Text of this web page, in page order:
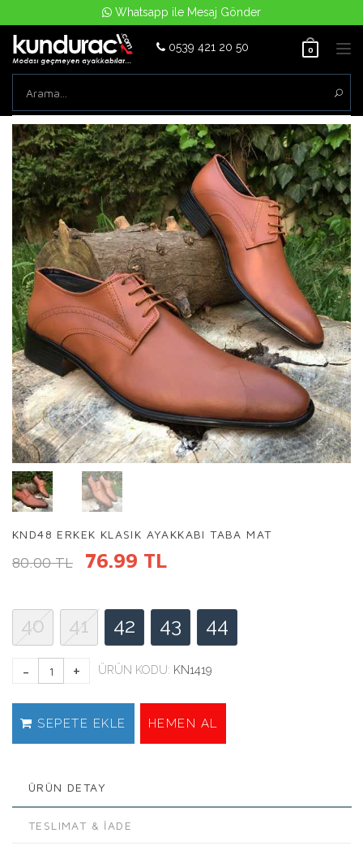
Whatsapp ile Mesaj Gönder
0539 421 20 50 0
KND48 ERKEK KLASIK AYAKKABI TABA MAT
80.00 TL 76.99 TL
40 41 42 43 44
ÜRÜN KODU: KN1419
SEPETE EKLE HEMEN AL
ÜRÜN DETAY
TESLIMAT & İADE